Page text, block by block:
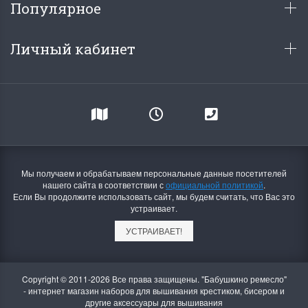
Летние Скидки
честь первого летнего дня
Чудетство...
Анастасия Туманова
Раритеты Дим.
Dimensions
Анастасия Туманова
Популярное
Личный кабинет
Мы получаем и обрабатываем персональные данные посетителей
нашего сайта в соответствии софициальной политикой.
Если Вы продолжите использовать сайт, мы будем считать, что Вас это
устраивает.
УСТРАИВАЕТ!
Copyright © 2011-2026 Все права защищены. "Бабушкино ремесло"
- интернет магазин наборов для вышивания крестиком, бисером и
другие аксессуары для вышивания